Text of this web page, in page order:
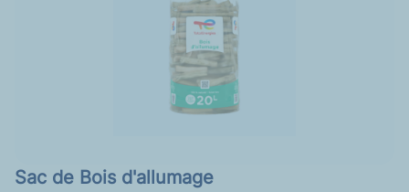
Sac de Bois d'allumage